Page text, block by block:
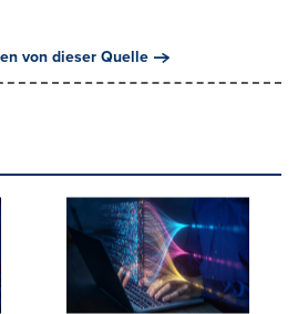
von dieser Quelle